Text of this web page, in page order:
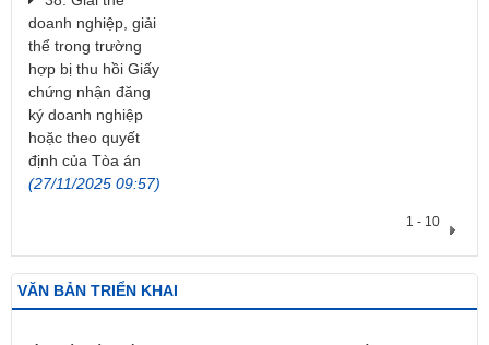
doanh nghiệp, giải
thể trong trường
hợp bị thu hồi Giấy
chứng nhận đăng
ký doanh nghiệp
hoặc theo quyết
định của Tòa án
(27/11/2025 09:57)
1 - 10
VĂN BẢN TRIỂN KHAI